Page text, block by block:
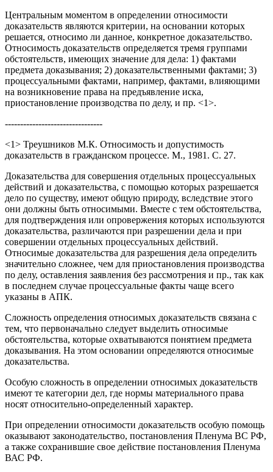
Центральным моментом в определении относимости
доказательств являются критерии, на основании которых
решается, относимо ли данное, конкретное доказательство.
Относимость доказательств определяется тремя группами
обстоятельств, имеющих значение для дела: 1) фактами
предмета доказывания; 2) доказательственными фактами; 3)
процессуальными фактами, например, фактами, влияющими
на возникновение права на предъявление иска,
приостановление производства по делу, и пр. <1>.
--------------------------------
<1> Треушников М.К. Относимость и допустимость
доказательств в гражданском процессе. М., 1981. С. 27.
Доказательства для совершения отдельных процессуальных
действий и доказательства, с помощью которых разрешается
дело по существу, имеют общую природу, вследствие этого
они должны быть относимыми. Вместе с тем обстоятельства,
для подтверждения или опровержения которых используются
доказательства, различаются при разрешении дела и при
совершении отдельных процессуальных действий.
Относимые доказательства для разрешения дела определить
значительно сложнее, чем для приостановления производства
по делу, оставления заявления без рассмотрения и пр., так как
в последнем случае процессуальные факты чаще всего
указаны в АПК.
Сложность определения относимых доказательств связана с
тем, что первоначально следует выделить относимые
обстоятельства, которые охватываются понятием предмета
доказывания. На этом основании определяются относимые
доказательства.
Особую сложность в определении относимых доказательств
имеют те категории дел, где нормы материального права
носят относительно-определенный характер.
При определении относимости доказательств особую помощь
оказывают законодательство, постановления Пленума ВС РФ,
а также сохранившие свое действие постановления Пленума
ВАС РФ.